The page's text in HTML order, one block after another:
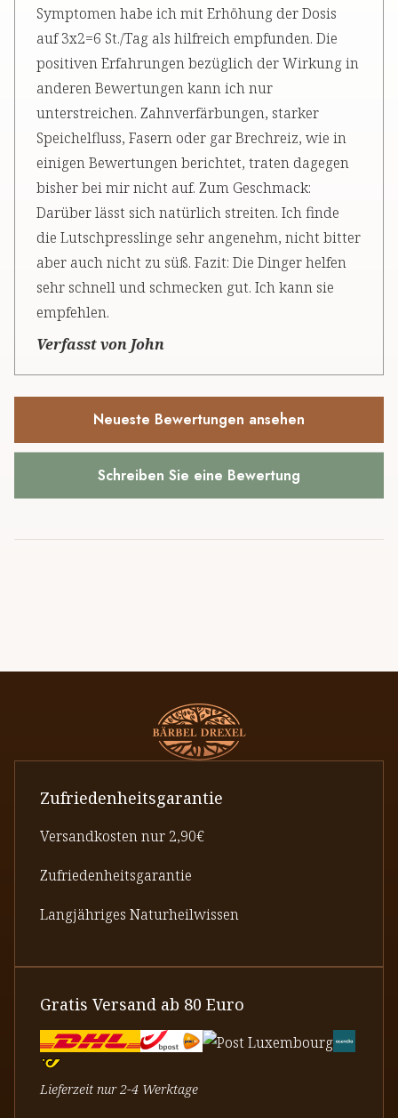
Symptomen habe ich mit Erhöhung der Dosis
auf 3x2=6 St./Tag als hilfreich empfunden. Die
positiven Erfahrungen bezüglich der Wirkung in
anderen Bewertungen kann ich nur
unterstreichen. Zahnverfärbungen, starker
Speichelfluss, Fasern oder gar Brechreiz, wie in
einigen Bewertungen berichtet, traten dagegen
bisher bei mir nicht auf. Zum Geschmack:
Darüber lässt sich natürlich streiten. Ich finde
die Lutschpresslinge sehr angenehm, nicht bitter
aber auch nicht zu süß. Fazit: Die Dinger helfen
sehr schnell und schmecken gut. Ich kann sie
empfehlen.
Verfasst von John
Neueste Bewertungen ansehen
Schreiben Sie eine Bewertung
Zufriedenheitsgarantie
Versandkosten nur 2,90€
Zufriedenheitsgarantie
Langjähriges Naturheilwissen
Gratis Versand ab 80 Euro
Lieferzeit nur 2-4 Werktage